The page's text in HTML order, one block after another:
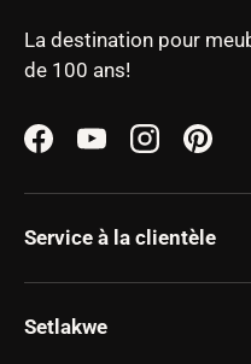
La destination pour
de 100 ans!
FacebookYouTubeInstagram
Service à la clientèle
Setlakwe